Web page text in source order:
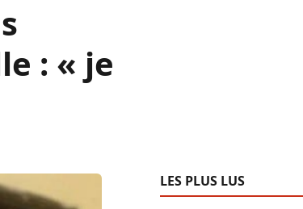
: « je
LES PLUS LUS